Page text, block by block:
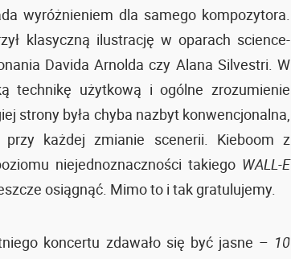
wyróżnieniem dla samego kompozytora.
klasyczną ilustrację w oparach science-
Davida Arnolda czy Alana Silvestri. W
technikę użytkową i ogólne zrozumienie
strony była chyba nazbyt konwencjonalna,
każdej zmianie scenerii. Kieboom z
niejednoznaczności takiego WALL-E
osiągnąć. Mimo to i tak gratulujemy.
koncertu zdawało się być jasne – 10